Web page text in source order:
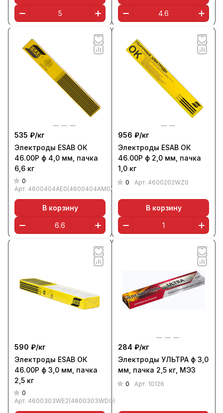
535 ₽/кг
Электроды ESAB ОК
46.00Р ф 4,0 мм, пачка
6,6 кг
0
Арт. 4600404AE0(4600404AM0)
В корзину
956 ₽/кг
Электроды ESAB ОК
46.00Р ф 2,0 мм, пачка
1,0 кг
0 Арт. 4600202WZ0
В корзину
590 ₽/кг
Электроды ESAB ОК
46.00Р ф 3,0 мм, пачка
2,5 кг
0
Арт. 4600303WE2(4600303WD0)
284 ₽/кг
Электроды УЛЬТРА ф 3,0
мм, пачка 2,5 кг, МЭЗ
0 Арт. 10126